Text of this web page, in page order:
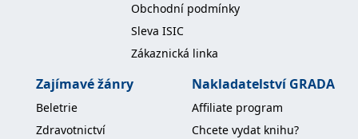
Obchodní podmínky
Sleva ISIC
Zákaznická linka
Zajímavé žánry
Beletrie
Zdravotnictví
Nakladatelství GRADA
Affiliate program
Chcete vydat knihu?